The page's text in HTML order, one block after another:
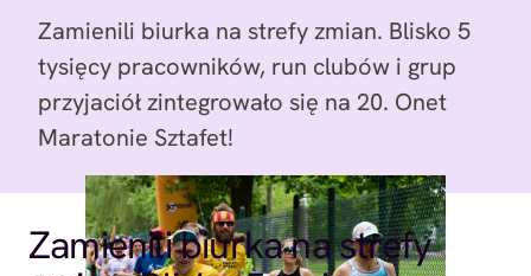
Zamienili biurka na strefy zmian. Blisko 5
tysięcy pracowników, run clubów i grup
przyjaciół zintegrowało się na 20. Onet
Maratonie Sztafet!
Zamienili biurka na strefy